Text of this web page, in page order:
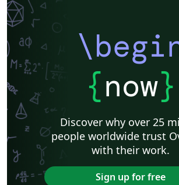
{now}
Discover why over 25
people worldwide trust
with their work.
Sign up for free